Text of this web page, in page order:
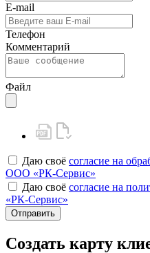
E-mail
Телефон
Комментарий
Файл
Даю своё согласие на
ООО «РК-Сервис»
Даю своё согласие на
«РК-Сервис»
Отправить
Создать карту